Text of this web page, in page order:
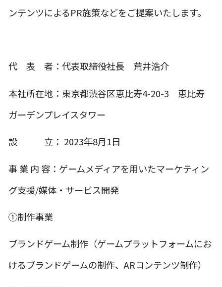
ンテンツによるPR施策などをご提案いたします。
代 表 者：代表取締役社長 荒井浩介
本社所在地：東京都渋谷区恵比寿4-20-3 恵比寿
ガーデンプレイスタワー
設 立： 2023年8月1日
事 業 内 容：ゲームメディアを用いたマーケティン
グ支援/媒体・サービス開発
①制作事業
ブランドゲーム制作（ゲームプラットフォームにお
けるブランドゲームの制作、ARコンテンツ制作）